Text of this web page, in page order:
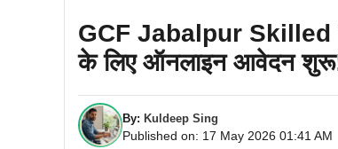
GCF Jabalpur
के लिए ऑनलाइन आवेदन
By: Kuldeep Sing
Published on: 17 May 2026 01:41 AM